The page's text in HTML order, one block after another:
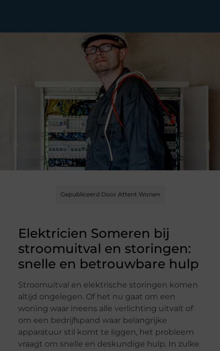
Gepubliceerd Door Attent Wonen
Elektricien Someren bij
stroomuitval en storingen:
snelle en betrouwbare hulp
Stroomuitval en elektrische storingen komen
altijd ongelegen. Of het nu gaat om een
woning waar ineens alle verlichting uitvalt of
om een bedrijfspand waar belangrijke
apparatuur stil komt te liggen, het probleem
vraagt om snelle en deskundige hulp. In zulke